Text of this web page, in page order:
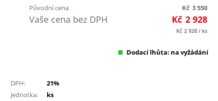
Původní cena 3 550
Kč
Vaše cena bez DPH 2 928
Kč
2 928
Kč / ks
Dodací lhůta: na vyžádání
DPH:
21%
Jednotka:
ks